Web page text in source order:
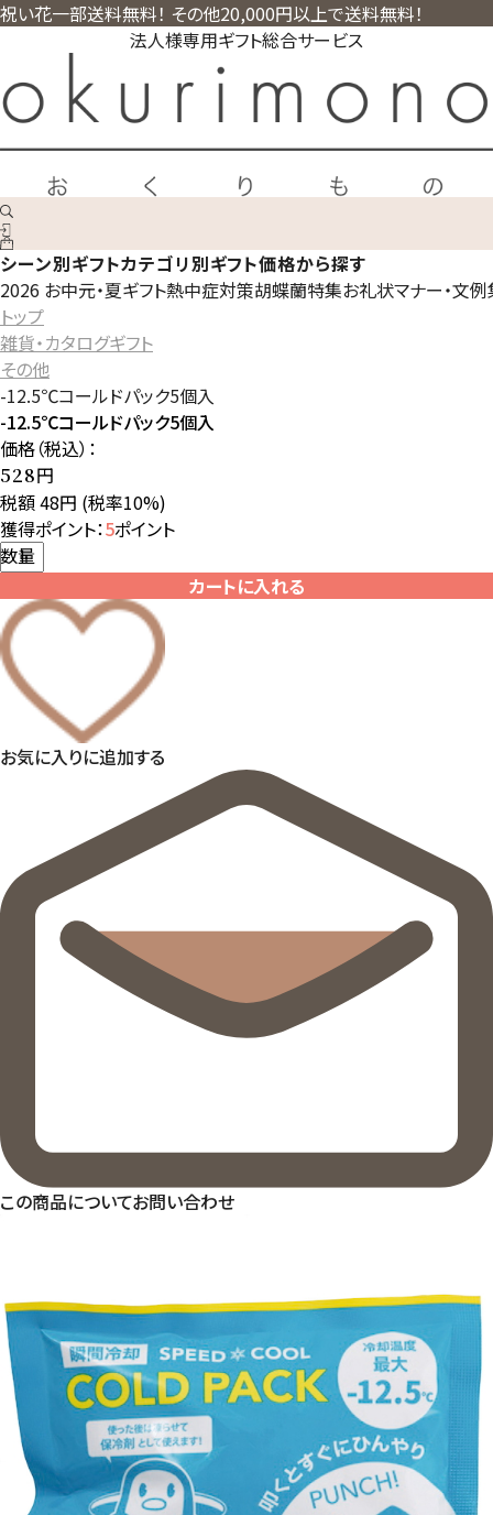
祝い花一部送料無料！ その他20,000円以上で送料無料！
法人様専用ギフト総合サービス
シーン別ギフトカテゴリ別ギフト価格から探す
2026 お中元・夏ギフト熱中症対策胡蝶蘭特集お礼状マナー・文
トップ
雑貨・カタログギフト
その他
-12.5℃コールドパック5個入
-12.5℃コールドパック5個入
価格（税込）：
528円
税額 48円 (税率10%)
獲得ポイント：5ポイント
数量
カートに入れる
お気に入りに追加する
この商品についてお問い合わせ